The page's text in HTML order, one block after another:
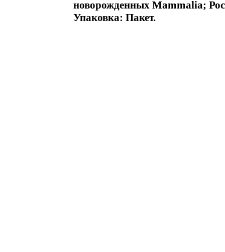
новорожденных Mammalia;
Упаковка: Пакет.